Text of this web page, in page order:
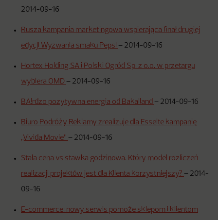
2014-09-16
Rusza kampania marketingowa wspierająca finał drugiej
edycji Wyzwania smaku Pepsi – 2014-09-16
Hortex Holding SA i Polski Ogród Sp. z o.o. w przetargu
wybiera OMD – 2014-09-16
BA!rdzo pozytywna energia od Bakalland – 2014-09-16
Biuro Podróży Reklamy zrealizuje dla Esselte kampanię
„Vivida Movie” – 2014-09-16
Stała cena vs stawka godzinowa. Który model rozliczeń
realizacji projektów jest dla Klienta korzystniejszy? – 2014-
09-16
E-commerce: nowy serwis pomoże sklepom i klientom